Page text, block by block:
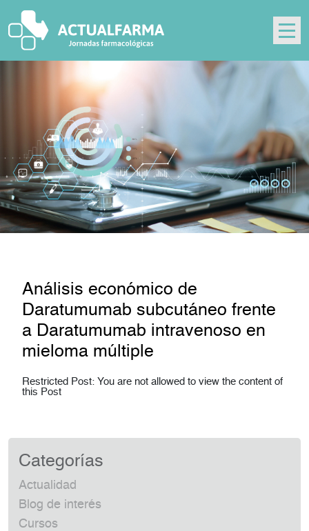
content
Análisis económico de
Daratumumab subcutáneo frente
a Daratumumab intravenoso en
mieloma múltiple
Restricted Post: You are not allowed to view the content of
this Post
Categorías
Actualidad
Blog de interés
Cursos